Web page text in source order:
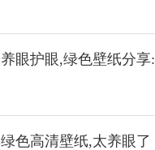
养眼护眼,绿色壁纸分享:
绿色高清壁纸,太养眼了